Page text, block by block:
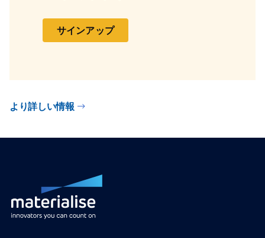
サインアップ
より詳しい情報